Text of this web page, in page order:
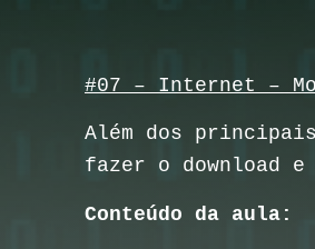
#07 – Internet –
Além dos
fazer o download
Conteúdo da aula: